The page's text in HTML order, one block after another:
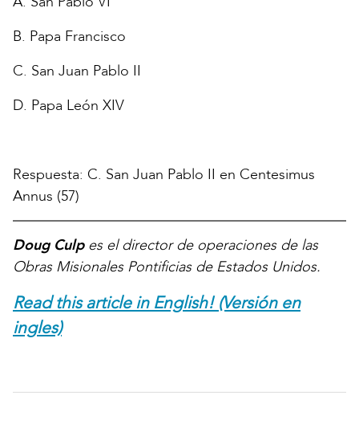
B. Papa Francisco
C. San Juan Pablo II
D. Papa León XIV
Respuesta: C. San Juan Pablo II en Centesimus
Annus (57)
Doug Culpes el director de operaciones de las
Obras Misionales Pontificias de Estados Unidos.
Read this article in English! (Versión en
ingles)